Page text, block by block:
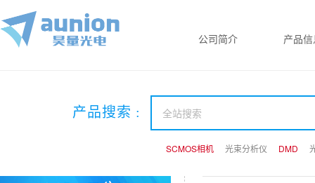
公司简介 产品信
产品搜索 :
SCMOS相机 光束分析仪 DMD
SCMOS相机 光束分析仪 DMD
SCMOS相机 光束分析仪 DMD